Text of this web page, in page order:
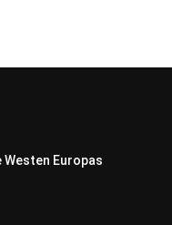
Westen Europas